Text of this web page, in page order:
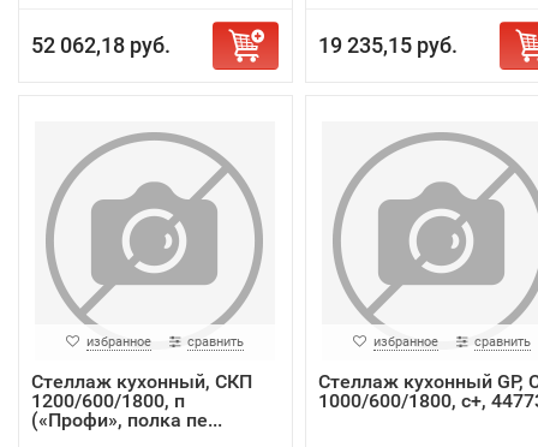
52 062,18 руб. 19 235,15 руб.
избранное сравнить
Стеллаж кухонный, СКП
1200/600/1800, п
(«Профи», полка пе...
избранное сравнить
Стеллаж кухонный GP,
1000/600/1800, с+,